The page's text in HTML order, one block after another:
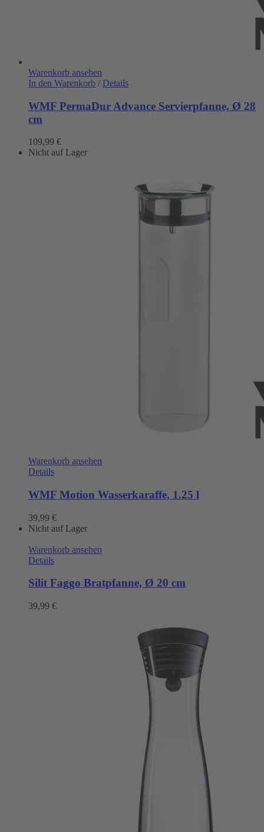
Warenkorb ansehen
In den Warenkorb / Details
WMF PermaDur Advance Servierpfanne, Ø 28
cm
109,99 €
Nicht auf Lager
Warenkorb ansehen
Details
WMF Motion Wasserkaraffe, 1.25 l
39,99 €
Nicht auf Lager
Warenkorb ansehen
Details
Silit Faggo Bratpfanne, Ø 20 cm
39,99 €